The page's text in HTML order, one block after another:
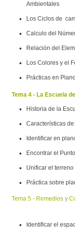
Ambientales
Los Ciclos de
Calculo del
Relación del
Los Colores y el
Prácticas en
Tema 4 - La Escuela
Historia de la
Características
Identificar en
Encontrar el
Unificar el
Práctica sobre
Tema 5 - Remedios y
Identificar el